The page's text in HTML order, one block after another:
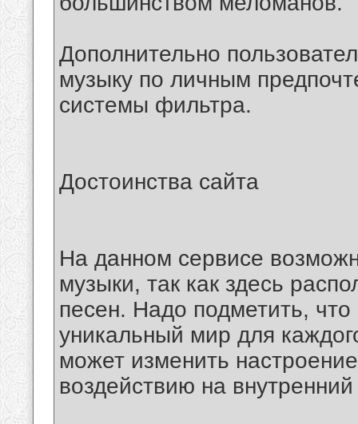
Дополнительно
музыку по личным
системы фильтра.
Достоинства сайта
На данном сервисе
музыки, так как здесь
песен. Надо подметить,
уникальный мир для
может изменить
воздействию на